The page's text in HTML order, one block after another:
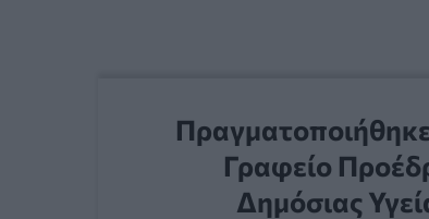
Γραφείο
Δημόσιας